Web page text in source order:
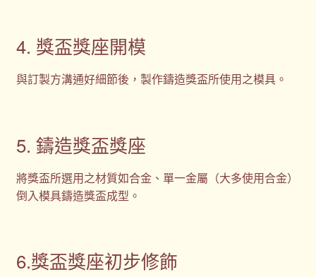
4. 獎盃獎座開模
與訂製方溝通好細節後，製作鑄造獎盃所使用之模具。
5. 鑄造獎盃獎座
將獎盃所選用之材質如合金、單一金屬（大多使用合金）
倒入模具鑄造獎盃成型。
6.獎盃獎座初步修飾